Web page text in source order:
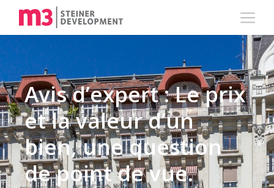
Avis d’expert : Le prix
et la valeur d’un
bien, une question
de point de vue.